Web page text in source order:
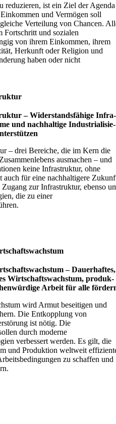
ist ein Ziel der Agenda
und Vermögen soll
Verteilung von Chancen.
Fortschritt und sozialen
von ihrem Einkommen, ihrem
Herkunft oder Religion und
haben oder nicht
– Wider­stands­fä­hige Infra­
und nach­hal­tige Indu­stri­ali­sie­
– drei Bereiche, die im Kern die
ausmachen – und
keine Infrastruktur, ohne
für eine nachhaltigere
zur Infrastruktur, ebenso
die zu einer
– Dau­e­r­haf­tes,
Wirt­schafts­wachs­tum, pro­duk­
Arbeit für alle
wird Armut beseitigen und
Die Entkopplung von
ist nötig. Die
durch moderne
verbessert werden. Es gilt, die
und Produktion weltweit
zu schaffen und